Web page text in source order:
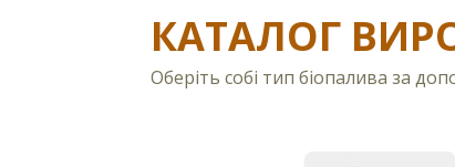
КАТАЛОГ
Оберіть собі тип біопалива за